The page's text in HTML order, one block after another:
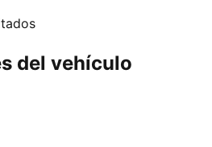
del vehículo